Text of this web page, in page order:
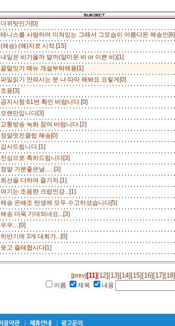
더위탓인가[0]
테니스를 사랑하여 미쳐있는 그래서 그모습이 아름다운 해송인[6]
(해송) (해)자로 시작.[15]
내일은 비가올까 말까(얄미운 비 or 이쁜 비)[1]
끝말잇기 메뉴 개설부탁해용[1]
파일읽기 안되시는 분 나 따라 해봐요 요렇게[0]
조용[3]
공지사항 61번 확인 바랍니다.[0]
오랜만입니다[3]
교통방송 녹화 참여 바랍니다.[2]
정말멋진클럽 해송[0]
감사드립니다.[1]
진심으로 축하드립니다[3]
정말 기분좋은날......[3]
최선을 다하여 즐기자.[1]
여기는 조용한 크럽인강...[1]
해송 은배조 탄생에 모두 수고하셨습니다[5]
해송 더욱 기대되네요...[3]
우우....[0]
하반기에 3개 대회가...[0]
웃고 즐테합시다[1]
[prev][11] [12] [13] [14] [15] [16] [17] [18]
이름 제목 내용